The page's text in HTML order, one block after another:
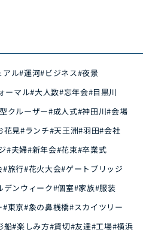
アル#運河#ビジネス#夜景
ーマル#大人数#忘年会#目黒川
クルーザー#成人式#神田川#会場
花見#ランチ#天王洲#羽田#会社
#夫婦#新年会#花束#卒業式
#旅行#花火大会#ゲートブリッジ
デンウィーク#個室#家族#服装
#東京#象の鼻桟橋#スカイツリー
船#楽しみ方#貸切#友達#工場#横浜